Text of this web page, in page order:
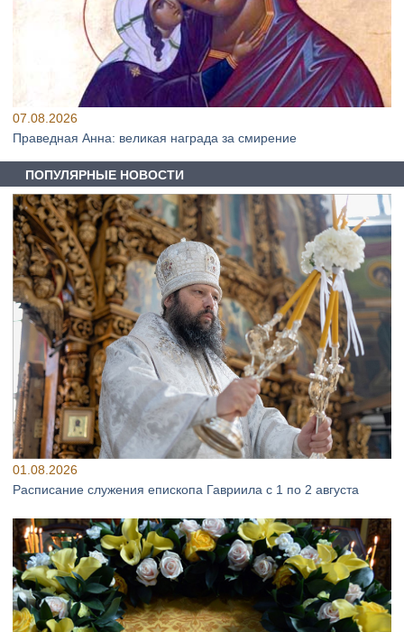
07.08.2026
Праведная Анна: великая награда за смирение
ПОПУЛЯРНЫЕ НОВОСТИ
01.08.2026
Расписание служения епископа Гавриила с 1 по 2 августа